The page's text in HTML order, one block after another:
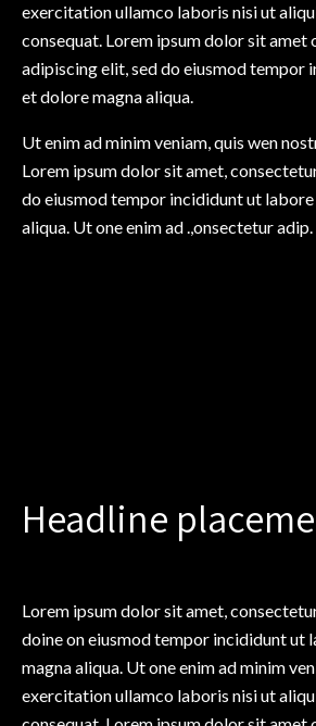
exercitation ullamco laboris nisi ut
consequat. Lorem ipsum dolor sit amet
adipiscing elit, sed do eiusmod tempor
et dolore magna aliqua.
Ut enim ad minim veniam, quis wen
Lorem ipsum dolor sit amet,
do eiusmod tempor incididunt ut
aliqua. Ut one enim ad .,onsectetur adip.
Headline
Lorem ipsum dolor sit amet,
doine on eiusmod tempor incididunt ut
magna aliqua. Ut one enim ad minim
exercitation ullamco laboris nisi ut